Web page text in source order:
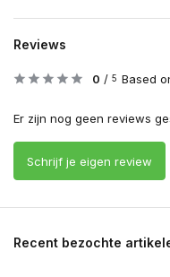
Reviews
0 / 5 Based
Er zijn nog geen reviews
Schrijf je eigen review
Recent bezochte